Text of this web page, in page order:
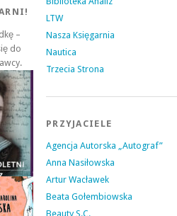
–
do
LTW
Nasza Księgarnia
Nautica
Trzecia Strona
PRZYJACIELE
Agencja Autorska „Autograf”
Anna Nasiłowska
Artur Wacławek
Beata Gołembiowska
Beauty S.C.